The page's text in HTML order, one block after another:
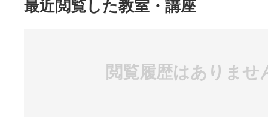
最近閲覧した教室・講座
閲覧履歴はありませ